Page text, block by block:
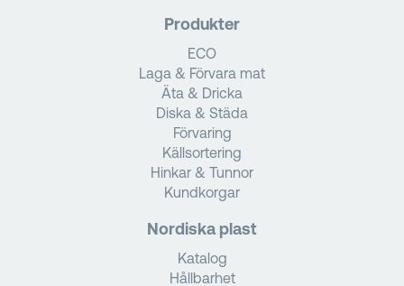
Produkter
ECO
Laga & Förvara mat
Äta & Dricka
Diska & Städa
Förvaring
Källsortering
Hinkar & Tunnor
Kundkorgar
Nordiska plast
Katalog
Hållbarhet